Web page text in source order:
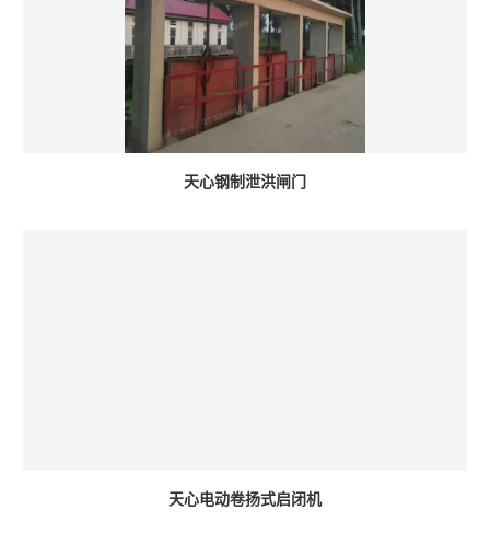
天心钢制泄洪闸门
天心电动卷扬式启闭机